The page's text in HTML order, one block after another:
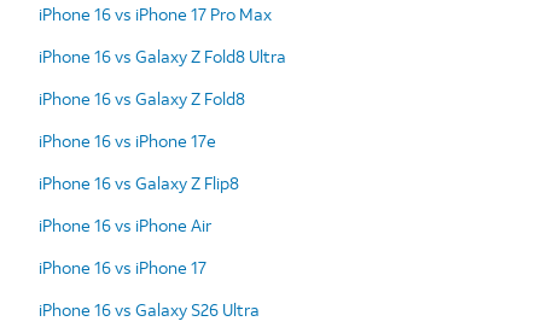
iPhone 16 vs iPhone 17 Pro Max
iPhone 16 vs Galaxy Z Fold8 Ultra
iPhone 16 vs Galaxy Z Fold8
iPhone 16 vs iPhone 17e
iPhone 16 vs Galaxy Z Flip8
iPhone 16 vs iPhone Air
iPhone 16 vs iPhone 17
iPhone 16 vs Galaxy S26 Ultra